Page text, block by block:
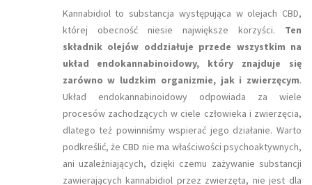
Kannabidiol to substancja występująca w olejach CBD,
której obecność niesie największe korzyści. Ten
składnik olejów oddziałuje przede wszystkim na
układ endokannabinoidowy, który znajduje się
zarówno w ludzkim organizmie, jak i zwierzęcym.
Układ endokannabinoidowy odpowiada za wiele
procesów zachodzących w ciele człowieka i zwierzęcia,
dlatego też powinniśmy wspierać jego działanie. Warto
podkreślić, że CBD nie ma właściwości psychoaktywnych,
ani uzależniających, dzięki czemu zażywanie substancji
zawierających kannabidiol przez zwierzęta, nie jest dla